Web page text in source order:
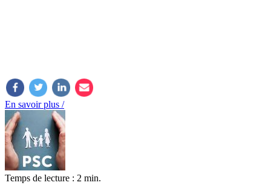
En savoir plus /
Temps de lecture : 2 min.